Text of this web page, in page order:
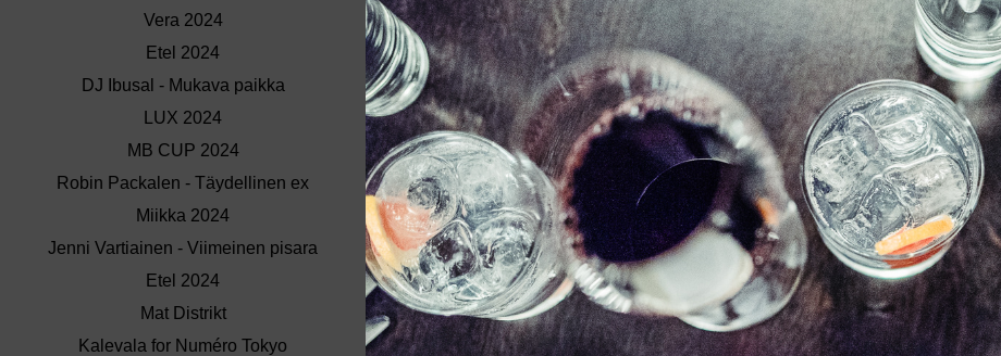
Vera 2024
Etel 2024
DJ Ibusal - Mukava paikka
LUX 2024
MB CUP 2024
Robin Packalen - Täydellinen ex
Miikka 2024
Jenni Vartiainen - Viimeinen pisara
Etel 2024
Mat Distrikt
Kalevala for Numéro Tokyo